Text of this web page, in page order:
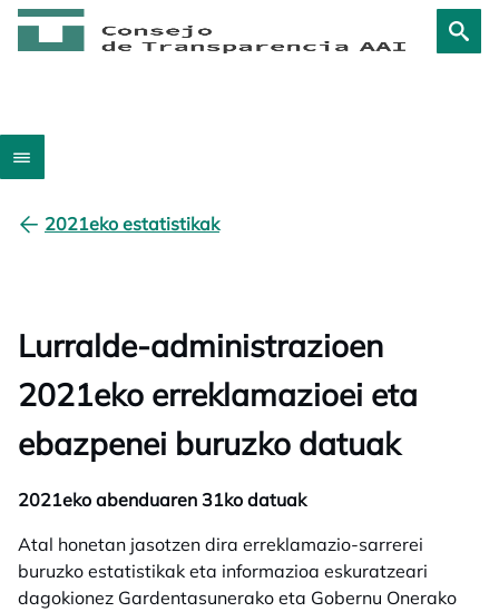
2021eko estatistikak
Lurralde-administrazioen
2021eko erreklamazioei eta
ebazpenei buruzko datuak
2021eko abenduaren 31ko datuak
Atal honetan jasotzen dira erreklamazio-sarrerei
buruzko estatistikak eta informazioa eskuratzeari
dagokionez Gardentasunerako eta Gobernu Onerako